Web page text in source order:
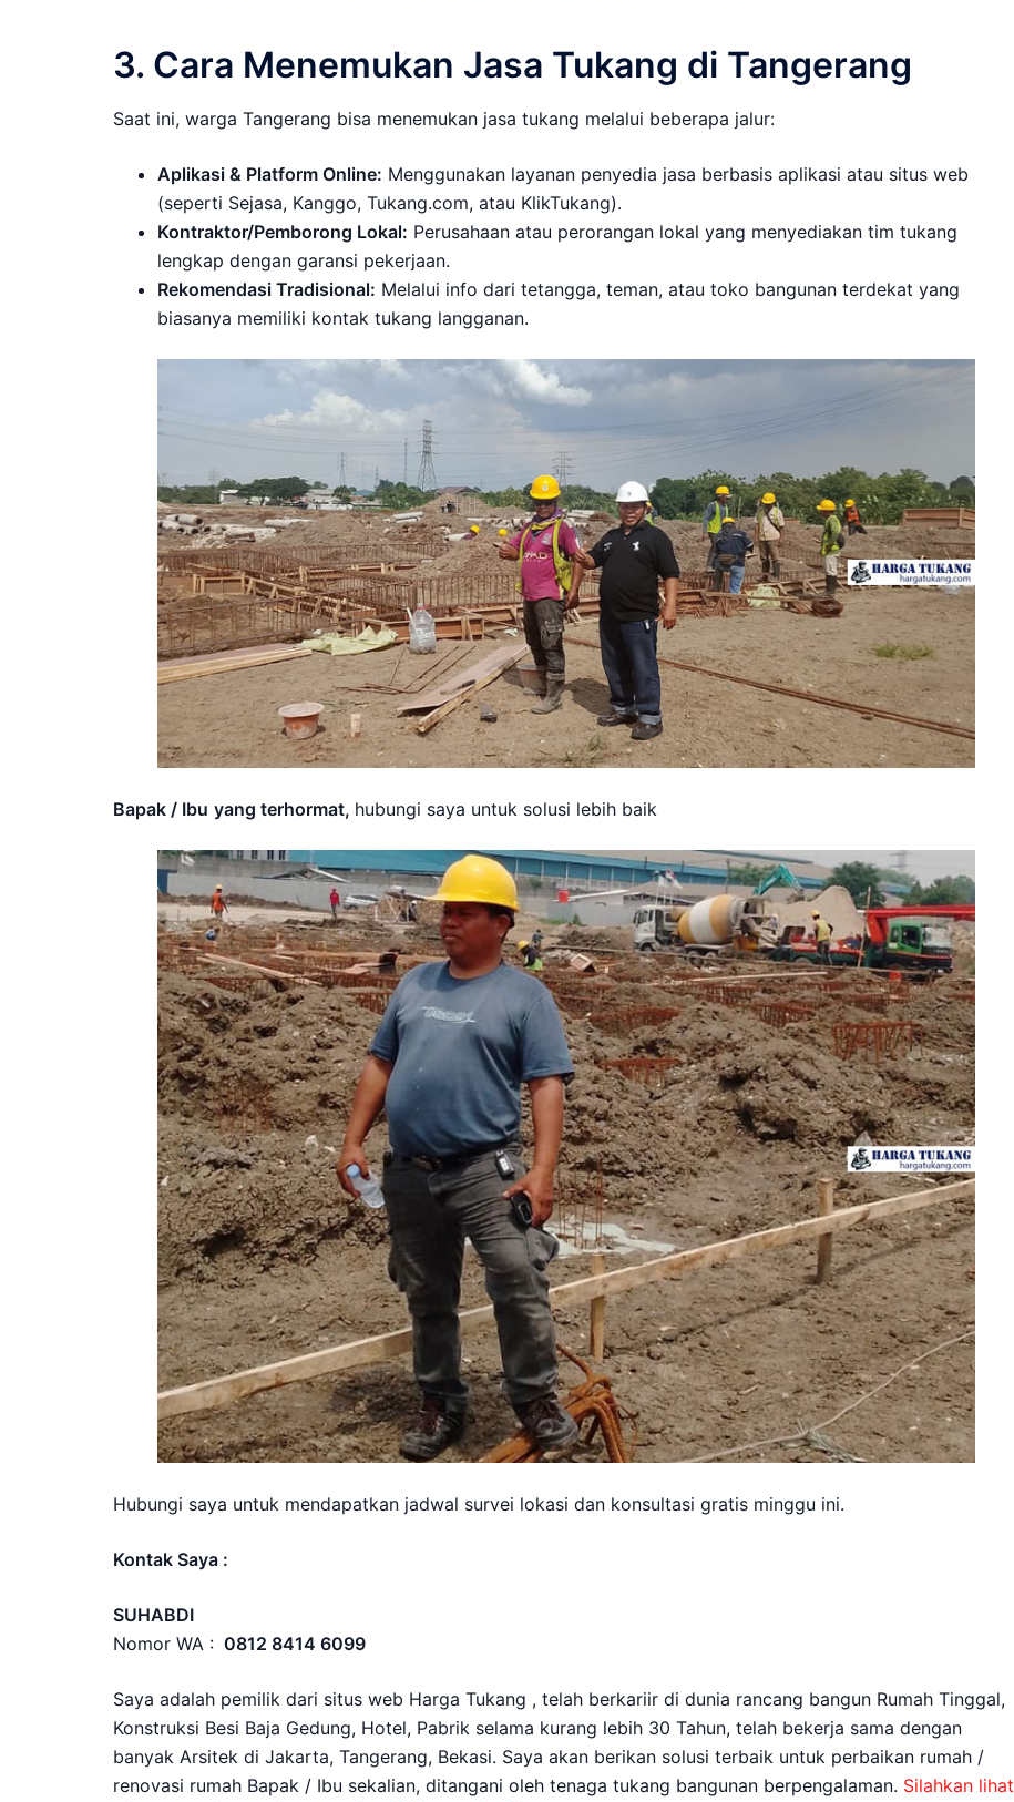
3. Cara Menemukan Jasa Tukang di Tangerang
Saat ini, warga Tangerang bisa menemukan jasa tukang melalui beberapa jalur:
Aplikasi & Platform Online: Menggunakan layanan penyedia jasa berbasis aplikasi atau situs web
(seperti Sejasa, Kanggo, Tukang.com, atau KlikTukang).
Kontraktor/Pemborong Lokal: Perusahaan atau perorangan lokal yang menyediakan tim tukang
lengkap dengan garansi pekerjaan.
Rekomendasi Tradisional: Melalui info dari tetangga, teman, atau toko bangunan terdekat yang
biasanya memiliki kontak tukang langganan.
Bapak / Ibu yang terhormat, hubungi saya untuk solusi lebih baik
Hubungi saya untuk mendapatkan jadwal survei lokasi dan konsultasi gratis minggu ini.
Kontak Saya :
SUHABDI
Nomor WA : 0812 8414 6099
Saya adalah pemilik dari situs web Harga Tukang , telah berkariir di dunia rancang bangun Rumah Tinggal,
Konstruksi Besi Baja Gedung, Hotel, Pabrik selama kurang lebih 30 Tahun, telah bekerja sama dengan
banyak Arsitek di Jakarta, Tangerang, Bekasi. Saya akan berikan solusi terbaik untuk perbaikan rumah /
renovasi rumah Bapak / Ibu sekalian, ditangani oleh tenaga tukang bangunan berpengalaman. Silahkan lihat